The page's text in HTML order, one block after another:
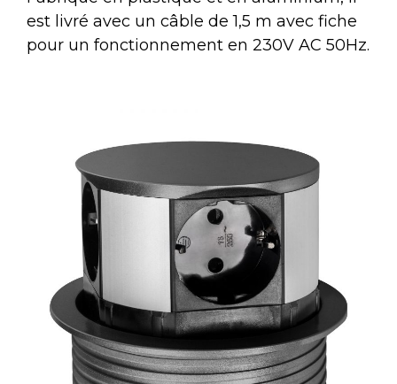
est livré avec un câble de 1,5 m avec fiche
pour un fonctionnement en 230V AC 50Hz.